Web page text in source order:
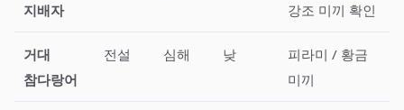
지배자
강조 미끼 확인
거대
참다랑어
전설 심해 낮
피라미 / 황금
미끼